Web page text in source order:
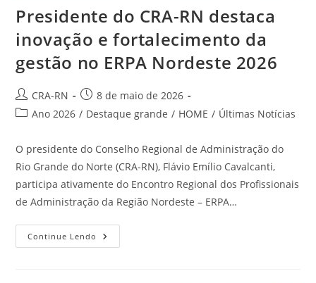
Presidente do CRA-RN destaca
inovação e fortalecimento da
gestão no ERPA Nordeste 2026
Autor
do
CRA-RN
Post
publicado:
8 de maio de 2026
Categoria
post:
Ano 2026 / Destaque grande / HOME / Últimas Notícias
O presidente do Conselho Regional de Administração do
Rio Grande do Norte (CRA-RN), Flávio Emílio Cavalcanti,
participa ativamente do Encontro Regional dos Profissionais
de Administração da Região Nordeste – ERPA…
Continue Lendo Presidente
Do